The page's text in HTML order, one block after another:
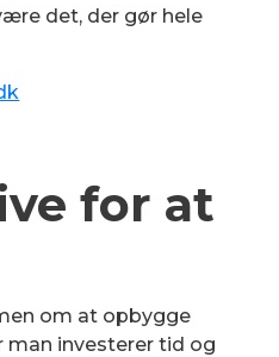
det, der gør hele
for at
om at opbygge
investerer tid og